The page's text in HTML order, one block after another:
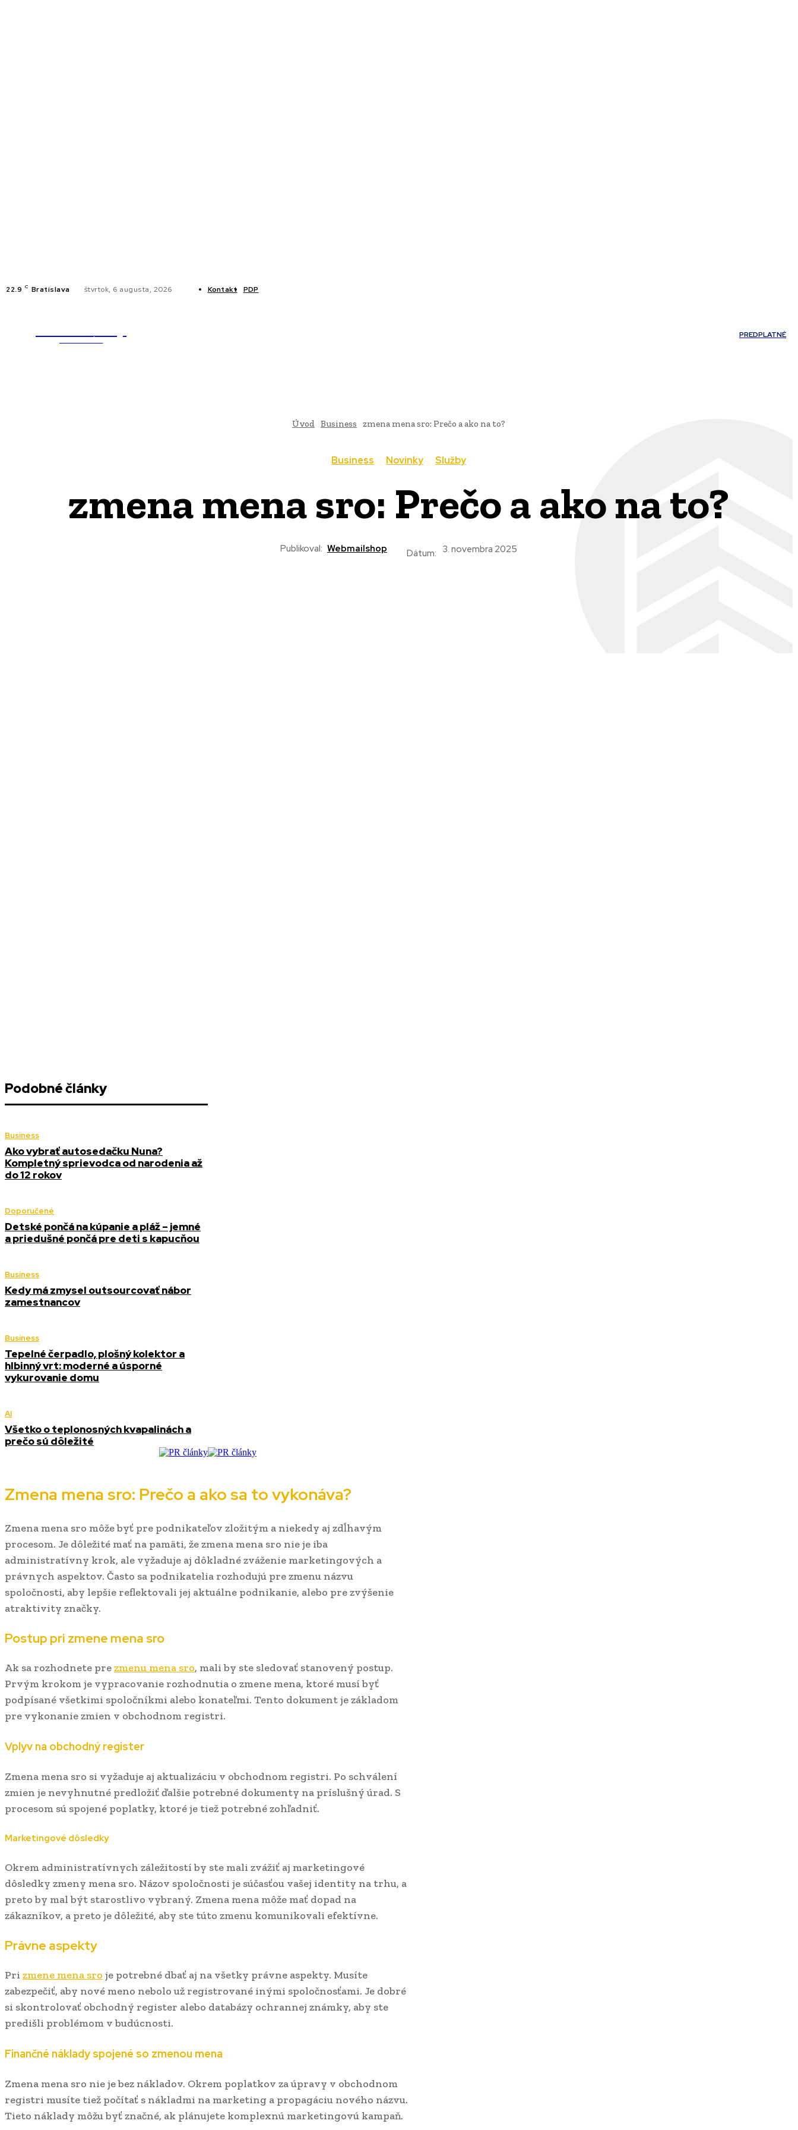
22.9 C Bratislava štvrtok, 6 augusta, 2026 Kontakt PDP
PREDPLATNÉ
Úvod Business zmena mena sro: Prečo a ako na to?
Business Novinky Služby
zmena mena sro: Prečo a ako na to?
Publikoval: Webmailshop Dátum: 3. novembra 2025
Podobné články
Business
Ako vybrať autosedačku Nuna?
Kompletný sprievodca od narodenia až
do 12 rokov
Doporučené
Detské pončá na kúpanie a pláž – jemné
a priedušné pončá pre deti s kapucňou
Business
Kedy má zmysel outsourcovať nábor
zamestnancov
Business
Tepelné čerpadlo, plošný kolektor a
hlbinný vrt: moderné a úsporné
vykurovanie domu
AI
Všetko o teplonosných kvapalinách a
prečo sú dôležité
Zmena mena sro: Prečo a ako sa to vykonáva?
Zmena mena sro môže byť pre podnikateľov zložitým a niekedy aj zdĺhavým
procesom. Je dôležité mať na pamäti, že zmena mena sro nie je iba
administratívny krok, ale vyžaduje aj dôkladné zváženie marketingových a
právnych aspektov. Často sa podnikatelia rozhodujú pre zmenu názvu
spoločnosti, aby lepšie reflektovali jej aktuálne podnikanie, alebo pre zvýšenie
atraktivity značky.
Postup pri zmene mena sro
Ak sa rozhodnete prezmenu mena sro, mali by ste sledovať stanovený postup.
Prvým krokom je vypracovanie rozhodnutia o zmene mena, ktoré musí byť
podpísané všetkimi spoločníkmi alebo konateľmi. Tento dokument je základom
pre vykonanie zmien v obchodnom registri.
Vplyv na obchodný register
Zmena mena sro si vyžaduje aj aktualizáciu v obchodnom registri. Po schválení
zmien je nevyhnutné predložiť ďalšie potrebné dokumenty na príslušný úrad. S
procesom sú spojené poplatky, ktoré je tiež potrebné zohľadniť.
Marketingové dôsledky
Okrem administratívnych záležitostí by ste mali zvážiť aj marketingové
dôsledky zmeny mena sro. Názov spoločnosti je súčasťou vašej identity na trhu, a
preto by mal být starostlivo vybraný. Zmena mena môže mať dopad na
zákazníkov, a preto je dôležité, aby ste túto zmenu komunikovali efektívne.
Právne aspekty
Pri zmene mena sro je potrebné dbať aj na všetky právne aspekty. Musíte
zabezpečiť, aby nové meno nebolo už registrované inými spoločnosťami. Je dobré
si skontrolovať obchodný register alebo databázy ochrannej známky, aby ste
predišli problémom v budúcnosti.
Finančné náklady spojené so zmenou mena
Zmena mena sro nie je bez nákladov. Okrem poplatkov za úpravy v obchodnom
registri musíte tiež počítať s nákladmi na marketing a propagáciu nového názvu.
Tieto náklady môžu byť značné, ak plánujete komplexnú marketingovú kampaň.